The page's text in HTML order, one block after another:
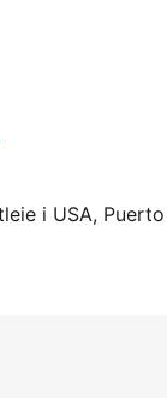
gjennom oss i
i USA,